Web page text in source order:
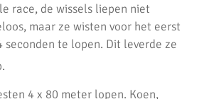
tijdens landelijke finales
8e in landelijke Finale D
Kampioen hoogspringen
race, de wissels liepen niet
maar ze wisten voor het eerst
seconden te lopen. Dit leverde ze
4 x 80 meter lopen. Koen,